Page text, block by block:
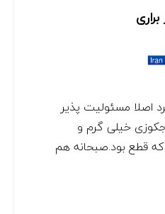
اصلا مسئولیت پذیر
جکوزی خیلی گرم و
قطع بود.صبحانه هم